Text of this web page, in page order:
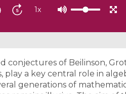
1x
conjectures of Beilinson,
play a key central role in
generations of